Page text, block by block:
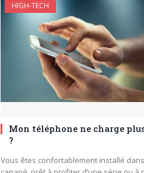
HIGH-TECH
Mon téléphone ne charge
?
Vous êtes confortablement installé